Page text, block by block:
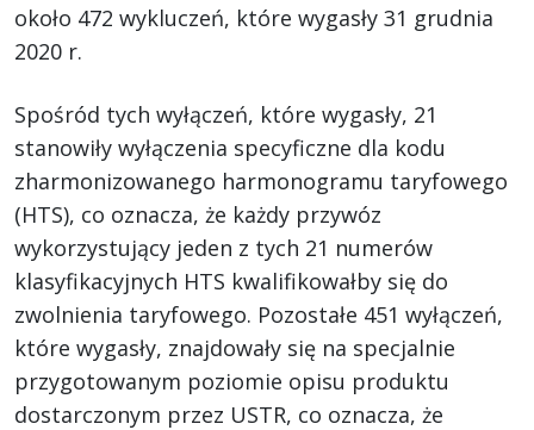
około 472 wykluczeń, które wygasły 31 grudnia
2020 r.
Spośród tych wyłączeń, które wygasły, 21
stanowiły wyłączenia specyficzne dla kodu
zharmonizowanego harmonogramu taryfowego
(HTS), co oznacza, że każdy przywóz
wykorzystujący jeden z tych 21 numerów
klasyfikacyjnych HTS kwalifikowałby się do
zwolnienia taryfowego. Pozostałe 451 wyłączeń,
które wygasły, znajdowały się na specjalnie
przygotowanym poziomie opisu produktu
dostarczonym przez USTR, co oznacza, że